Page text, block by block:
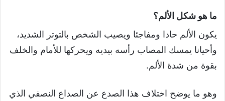
ما هو شكل الألم؟
يكون الألم حادا ومفاجئا ويصيب الشخص بالتوتر الشديد،
وأحيانا يمسك المصاب رأسه بيديه ويحركها للأمام والخلف
بقوة من شدة الألم.
وهو ما يوضح اختلاف هذا الصدع عن الصداع النصفي الذي